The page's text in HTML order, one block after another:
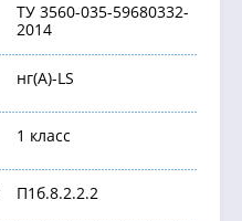
ТУ 3560-035-59680332-
2014
нг(А)-LS
1 класс
П1б.8.2.2.2